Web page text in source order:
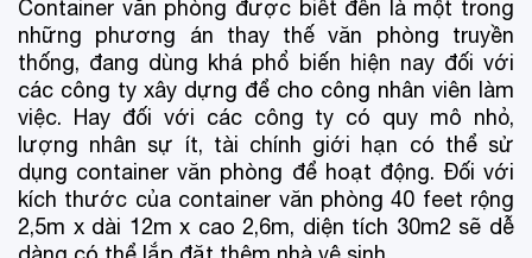
Container văn phòng được biết đến là một trong
những phương án thay thế văn phòng truyền
thống, đang dùng khá phổ biến hiện nay đối với
các công ty xây dựng để cho công nhân viên làm
việc. Hay đối với các công ty có quy mô nhỏ,
lượng nhân sự ít, tài chính giới hạn có thể sử
dụng container văn phòng để hoạt động. Đối với
kích thước của container văn phòng 40 feet rộng
2,5m x dài 12m x cao 2,6m, diện tích 30m2 sẽ dễ